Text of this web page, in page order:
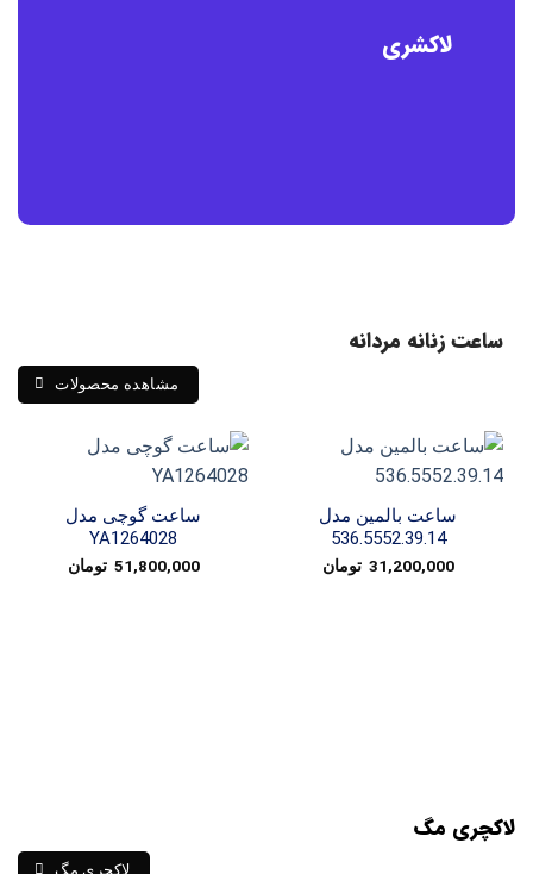
لاکشری
ساعت زنانه مردانه
مشاهده محصولات
ساعت بالمین مدل
536.5552.39.14
31,200,000 تومان
ساعت گوچی مدل
YA1264028
51,800,000 تومان
لاکچری مگ
لاکچری مگ